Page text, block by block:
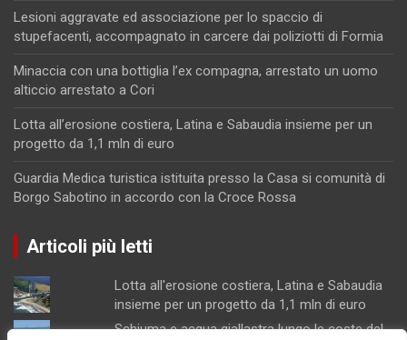
Lesioni aggravate ed associazione per lo spaccio di
stupefacenti, accompagnato in carcere dai poliziotti di Formia
Minaccia con una bottiglia l’ex compagna, arrestato un uomo
alticcio arrestato a Cori
Lotta all’erosione costiera, Latina e Sabaudia insieme per un
progetto da 1,1 mln di euro
Guardia Medica turistica istituita presso la Casa si comunità di
Borgo Sabotino in accordo con la Croce Rossa
Articoli più letti
Lotta all'erosione costiera, Latina e Sabaudia
insieme per un progetto da 1,1 mln di euro
Schiuma e acqua giallastra lungo le coste del